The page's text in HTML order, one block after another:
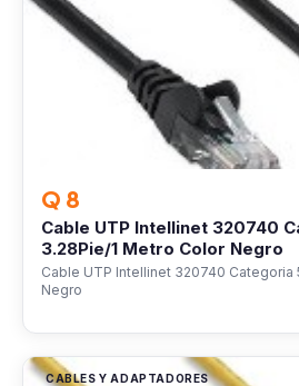
Q 8
Cable UTP Intellinet 320740
3.28Pie/1 Metro Color Negro
Cable UTP Intellinet 320740 Categoria
Negro
CABLES Y ADAPTADORES